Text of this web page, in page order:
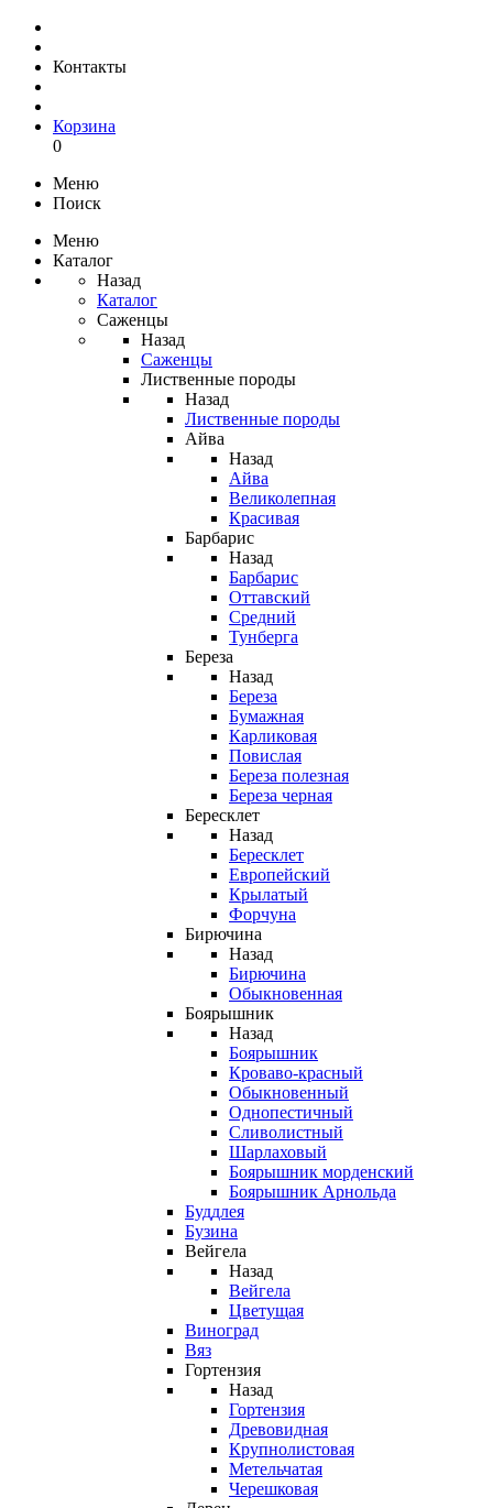
Контакты
Корзина
0
Меню
Поиск
Меню
Каталог
Назад
Каталог
Саженцы
Назад
Саженцы
Лиственные породы
Назад
Лиственные породы
Айва
Назад
Айва
Великолепная
Красивая
Барбарис
Назад
Барбарис
Оттавский
Средний
Тунберга
Береза
Назад
Береза
Бумажная
Карликовая
Повислая
Береза полезная
Береза черная
Бересклет
Назад
Бересклет
Европейский
Крылатый
Форчуна
Бирючина
Назад
Бирючина
Обыкновенная
Боярышник
Назад
Боярышник
Кроваво-красный
Обыкновенный
Однопестичный
Сливолистный
Шарлаховый
Боярышник морденский
Боярышник Арнольда
Буддлея
Бузина
Вейгела
Назад
Вейгела
Цветущая
Виноград
Вяз
Гортензия
Назад
Гортензия
Древовидная
Крупнолистовая
Метельчатая
Черешковая